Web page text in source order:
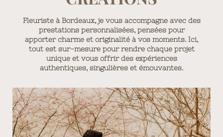
Fleuriste à Bordeaux, je vous accompagne avec des
prestations personnalisées, pensées pour
apporter charme et originalité à vos moments. Ici,
tout est sur-mesure pour rendre chaque projet
unique et vous offrir des expériences
authentiques, singulières et émouvantes.